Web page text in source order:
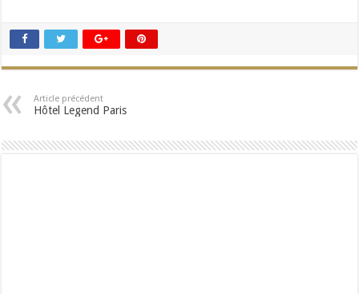
Article précédent
Hôtel Legend Paris